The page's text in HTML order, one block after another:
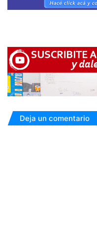
Deja un comentario